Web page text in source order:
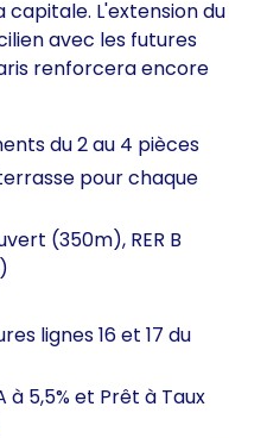
capitale. L'extension du
avec les futures
renforcera encore
du 2 au 4 pièces
pour chaque
(350m), RER B
lignes 16 et 17 du
à 5,5% et Prêt à Taux